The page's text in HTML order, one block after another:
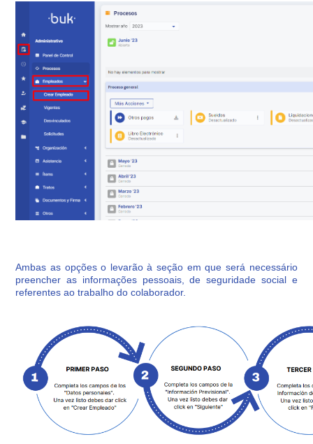
Ambas as opções o levarão à seção em que será necessário
preencher as informações pessoais, de seguridade social e
referentes ao trabalho do colaborador.